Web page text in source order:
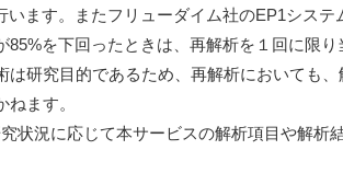
ます。またフリューダイム社のEP1システ
を下回ったときは、再解析を１回に限り
研究目的であるため、再解析においても、
ます。
状況に応じて本サービスの解析項目や解析